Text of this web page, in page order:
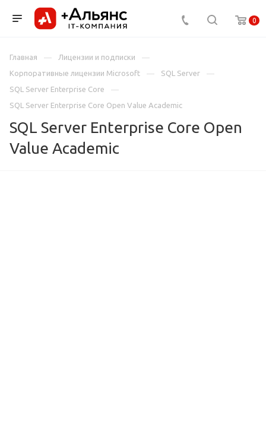
0
Главная
Лицензии и подписки
Корпоративные лицензии Microsoft
SQL Server
SQL Server Enterprise Core
SQL Server Enterprise Core Open Value Academic
SQL Server Enterprise Core Open
Value Academic